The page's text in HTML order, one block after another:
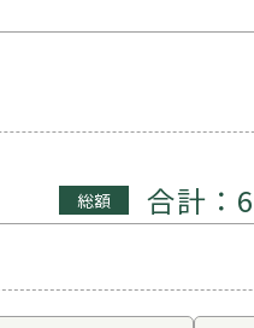
総額 合計：